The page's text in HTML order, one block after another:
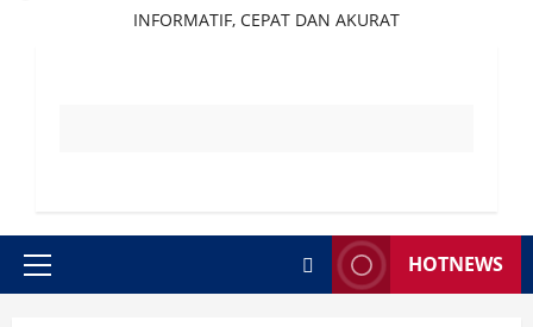
INFORMATIF, CEPAT DAN AKURAT
Primary
HOTNEWS